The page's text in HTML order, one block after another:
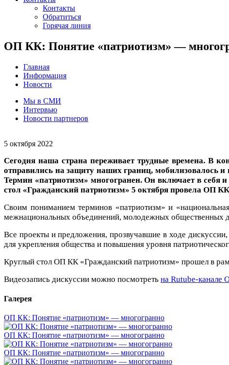
Контакты
Обратиться
Горячая линия
ОП КК: Понятие «патриотизм» —
Главная
Информация
Новости
Мы в СМИ
Интервью
Новости партнеров
5 октября 2022
Сегодня наша страна переживает трудные времена. В
отправились на защиту наших границ, мобилизовалось
Термин «патриотизм» многогранен. Он включает в себя
стол «Гражданский патриотизм» 5 октября провела ОП
Своим пониманием терминов «патриотизм» и
межнациональных объединений, молодежных общественных
Все проекты и предложения, прозвучавшие в ходе
для укрепления общества и повышения уровня
Круглый стол ОП КК «Гражданский патриотизм» прошел в
Видеозапись дискуссии можно посмотреть на Rutube-канале
Галерея
ОП КК: Понятие «патриотизм» — многогранно
ОП КК: Понятие «патриотизм» — многогранно
ОП КК: Понятие «патриотизм» — многогранно